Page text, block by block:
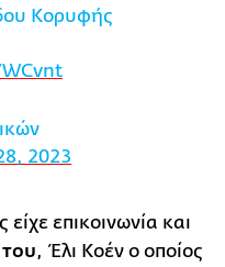
Κορυφής
2023
επικοινωνία και
, Έλι Κοέν ο οποίος